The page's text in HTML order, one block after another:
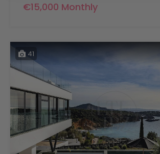
€15,000 Monthly
41